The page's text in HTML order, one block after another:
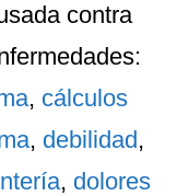
contra
:
, cálculos
, debilidad,
, dolores